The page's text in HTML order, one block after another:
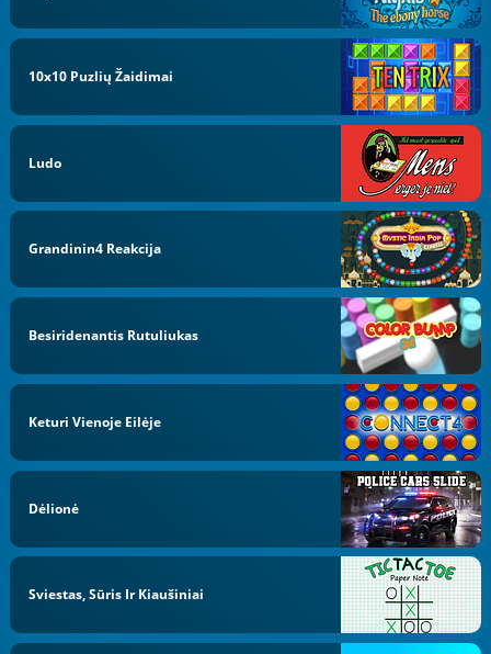
10x10 Puzlių Žaidimai
Ludo
Grandinin4 Reakcija
Besiridenantis Rutuliukas
Keturi Vienoje Eilėje
Dėlionė
Sviestas, Sūris Ir Kiaušiniai